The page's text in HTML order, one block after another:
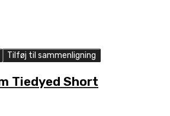
Tilføj til sammenligning
Tiedyed Short